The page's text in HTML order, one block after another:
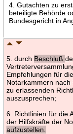
4. Gutachten zu
beteiligte Behörde
Bundesgericht in
5. durch Beschluß
Empfehlungen für
Notarkammern nach
zu erlassenden
auszusprechen;
6. Richtlinien für die
der Hilfskräfte der
aufzustellen.